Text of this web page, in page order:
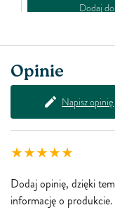
Dodaj
Opinie
Napisz opinię
Dodaj opinię, dzięki
informację o produkcie.